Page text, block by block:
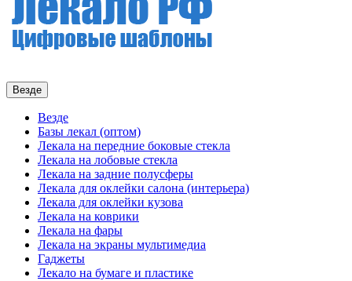
Везде
Везде
Базы лекал (оптом)
Лекала на передние боковые стекла
Лекала на лобовые стекла
Лекала на задние полусферы
Лекала для оклейки салона (интерьера)
Лекала для оклейки кузова
Лекала на коврики
Лекала на фары
Лекала на экраны мультимедиа
Гаджеты
Лекало на бумаге и пластике